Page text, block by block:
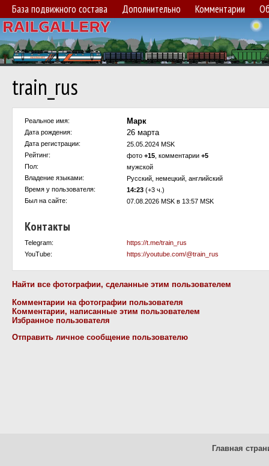
База подвижного состава Дополнительно Комментарии
train_rus
Реальное имя: Марк
Дата рождения: 26 марта
Дата регистрации:
25.05.2024 MSK
Рейтинг:
фото +15 , комментарии +5
Пол:
мужской
Владение языками:
Русский, немецкий, английский
Время у пользователя:
14:23 (+3 ч.)
Был на сайте:
07.08.2026 MSK в 13:57 MSK
Контакты
Telegram:
https://t.me/train_rus
YouTube:
https://youtube.com/@train_rus
Найти все фотографии, сделанные этим пользователем
Комментарии на фотографии пользователя
Комментарии, написанные этим пользователем
Избранное пользователя
Отправить личное сообщение пользователю
Главная